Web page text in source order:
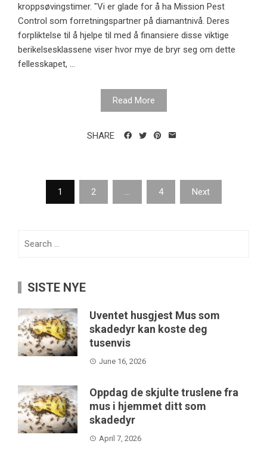
kroppsøvingstimer. "Vi er glade for å ha Mission Pest
Control som forretningspartner på diamantnivå. Deres
forpliktelse til å hjelpe til med å finansiere disse viktige
berikelsesklassene viser hvor mye de bryr seg om dette
fellesskapet, ...
Read More
SHARE
Posts
pagination
1 2 … 4 Next
SISTE NYE
Uventet husgjest Mus som
skadedyr kan koste deg
tusenvis
June 16, 2026
Oppdag de skjulte truslene fra
mus i hjemmet ditt som
skadedyr
April 7, 2026